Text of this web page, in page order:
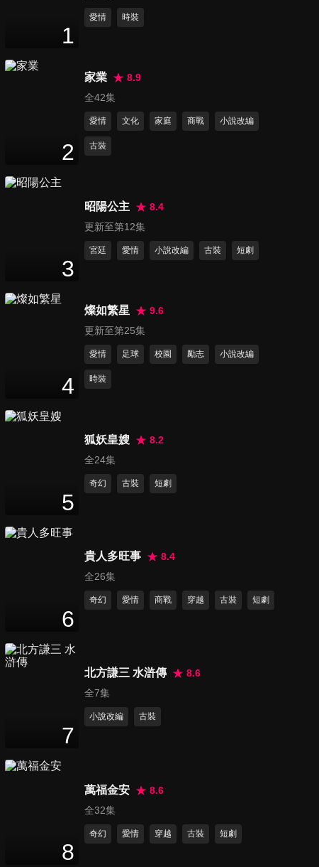
分鐘
我知道我愛你_先導預告
2
分鐘
2
分鐘
嫁東宮_預告
別打擾我種田_預告
分鐘
1
愛情 時裝
2
家業
8.9
全42集
愛情 文化 家庭 商戰 小說改編
古裝
3
昭陽公主
8.4
更新至第12集
宮廷 愛情 小說改編 古裝 短劇
4
燦如繁星
9.6
更新至第25集
愛情 足球 校園 勵志 小說改編
時裝
5
狐妖皇嫂
8.2
全24集
奇幻 古裝 短劇
6
貴人多旺事
8.4
全26集
奇幻 愛情 商戰 穿越 古裝 短劇
7
北方謙三 水滸傳
8.6
全7集
小說改編 古裝
8
萬福金安
8.6
全32集
奇幻 愛情 穿越 古裝 短劇